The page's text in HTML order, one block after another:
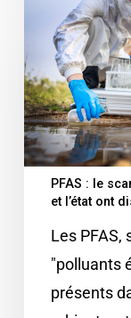
PFAS : le
et l’état ont
Les PFAS,
"polluants
présents